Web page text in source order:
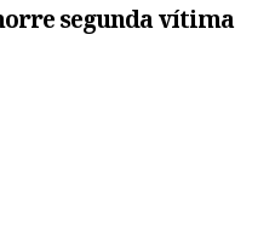
segunda vítima